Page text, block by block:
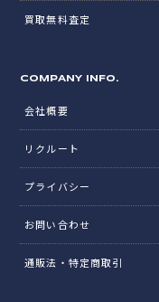
買取無料査定
COMPANY INFO.
会社概要
リクルート
プライバシー
お問い合わせ
通販法・特定商取引